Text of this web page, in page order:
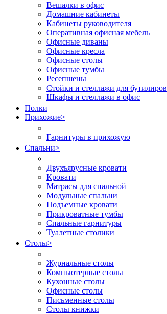
Вешалки в офис
Домашние кабинеты
Кабинеты руководителя
Оперативная офисная мебель
Офисные диваны
Офисные кресла
Офисные столы
Офисные тумбы
Ресепшены
Стойки и стеллажи для
Шкафы и стеллажи в офис
Полки
Прихожие>
Гарнитуры в прихожую
Спальни>
Двухъярусные кровати
Кровати
Матрасы для спальной
Модульные спальни
Подъемные кровати
Прикроватные тумбы
Спальные гарнитуры
Туалетные столики
Столы>
Журнальные столы
Компьютерные столы
Кухонные столы
Офисные столы
Письменные столы
Столы книжки